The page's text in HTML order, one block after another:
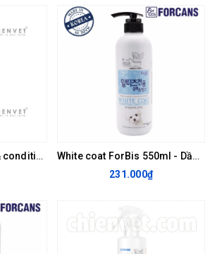
Curly hair shampoo & conditioner 550ml - Sữa tắm cho chó Poodle
White coat ForBis 550ml - Dầu gội lông trắng
231.000₫